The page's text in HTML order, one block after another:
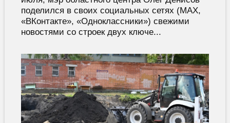
поделился в своих социальных сетях (MAX,
«ВКонтакте», «Одноклассники») свежими
новостями со строек двух ключе...